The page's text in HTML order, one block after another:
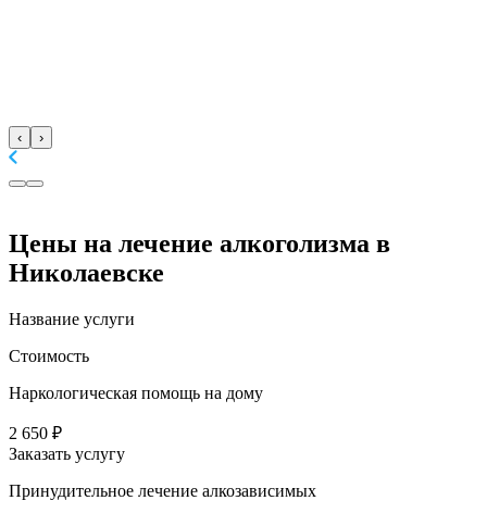
‹ ›
Цены на лечение алкоголизма в
Николаевске
Название услуги
Стоимость
Наркологическая помощь на дому
2 650 ₽
Заказать услугу
Принудительное лечение алкозависимых